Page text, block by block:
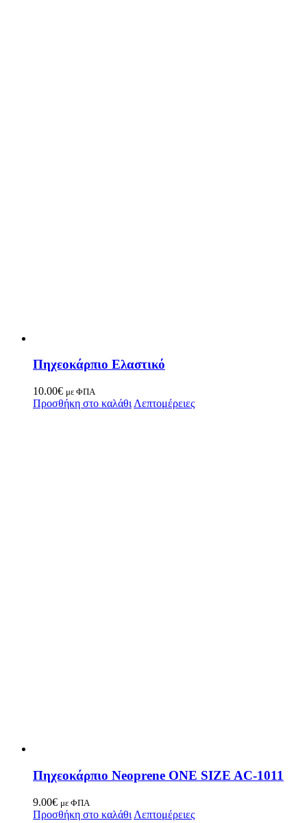
Πηχεοκάρπιο Ελαστικό
10.00€ με ΦΠΑ
Προσθήκη στο καλάθι Λεπτομέρειες
Πηχεοκάρπιο Neoprene ONE SIZE AC-1011
9.00€ με ΦΠΑ
Προσθήκη στο καλάθι Λεπτομέρειες